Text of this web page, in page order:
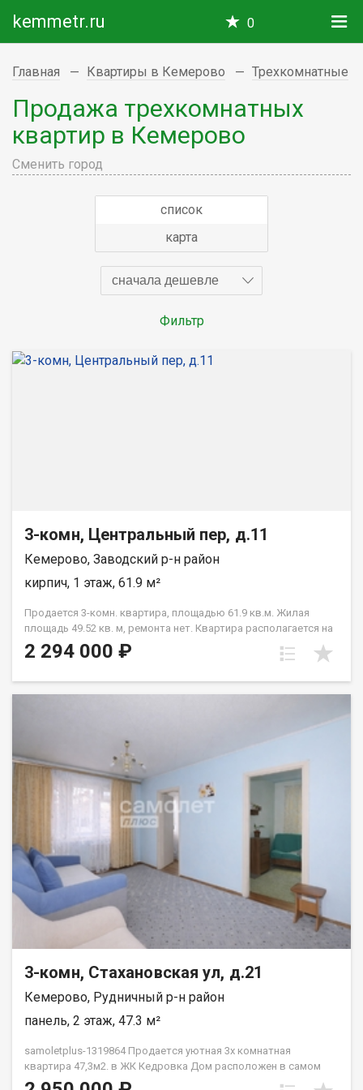
kemmetr.ru 0
Главная Квартиры в Кемерово Трехкомнатные
Продажа трехкомнатных
квартир в Кемерово
Сменить город
список
карта
сначала дешевле
Фильтр
3-комн, Центральный пер, д.11
Кемерово, Заводский р-н район
кирпич, 1 этаж, 61.9 м²
Продается 3-комн. квартира, площадью 61.9 кв.м. Жилая
площадь 49.52 кв. м, ремонта нет. Квартира располагается на
1 этаже 3-этажного кирпичного дома 1980 года постройки.
Отдел продаж
2 294 000 ₽
3-комн, Стахановская ул, д.21
Кемерово, Рудничный р-н район
панель, 2 этаж, 47.3 м²
samoletplus-1319864 Продaeтcя уютнaя 3х кoмнатная
квартиpа 47,3м2. в ЖК Кедровка Дoм pасположен в caмoм
cepдце ж.р. Кедровка. Во дворе дома расположен детский